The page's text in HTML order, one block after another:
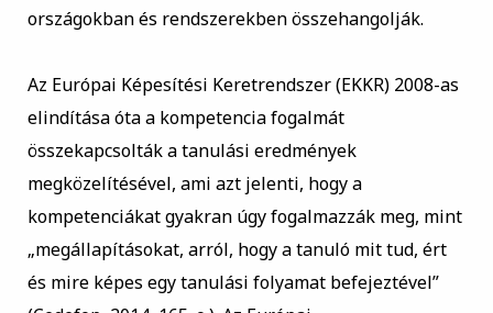
országokban és rendszerekben összehangolják.
Az Európai Képesítési Keretrendszer (EKKR) 2008-as
elindítása óta a kompetencia fogalmát
összekapcsolták a tanulási eredmények
megközelítésével, ami azt jelenti, hogy a
kompetenciákat gyakran úgy fogalmazzák meg, mint
„megállapításokat, arról, hogy a tanuló mit tud, ért
és mire képes egy tanulási folyamat befejeztével”